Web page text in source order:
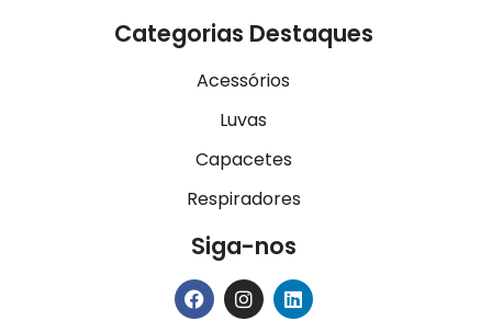
Categorias Destaques
Acessórios
Luvas
Capacetes
Respiradores
Siga-nos